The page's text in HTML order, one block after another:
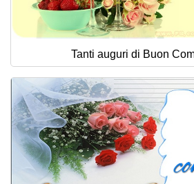
Tanti auguri di Buon